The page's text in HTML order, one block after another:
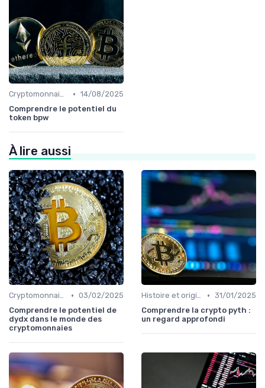
Cryptomonnaies populaires • 14/08/2025
Comprendre le potentiel du
token bpw
À lire aussi
Cryptomonnaies populaires • 03/02/2025
Comprendre le potentiel de
dydx dans le monde des
cryptomonnaies
Histoire et origines des cryptomonnaies • 31/01/2025
Comprendre la crypto pyth :
un regard approfondi